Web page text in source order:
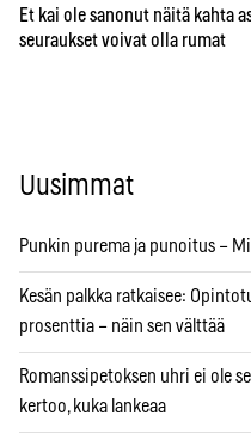
Et kai ole sanonut näitä kahta
seuraukset voivat olla rumat
Uusimmat
Punkin purema ja punoitus –
Kesän palkka ratkaisee:
prosenttia – näin sen välttää
Romanssipetoksen uhri ei ole
kertoo, kuka lankeaa